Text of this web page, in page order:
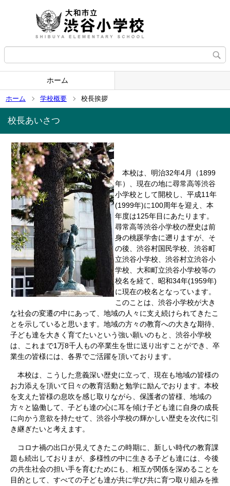
ホーム
ホーム 学校概要 校長挨拶
校長あいさつ
本校は、明治32年4月（1899
年）、現在の地に尋常高等渋谷
小学校として開校し、平成11年
(1999年)に100周年を迎え、本
年度は125年目にあたります。
尋常高等渋谷小学校の歴史は前
身の桃蹊学舎に遡りますが、そ
の後、渋谷村国民学校、渋谷町
立渋谷小学校、渋谷村立渋谷小
学校、大和町立渋谷小学校等の
校名を経て、昭和34年(1959年)
に現在の校名となっています。
このことは、渋谷小学校が大き
な社会の変遷の中にあって、地域の人々に支え続けられてきたこ
とを示していると思います。地域の方々の教育への大きな期待、
子ども達を大きく育てたいという強い願いのもと、渋谷小学校
は、これまで1万8千人もの卒業生を世に送り出すことができ、卒
業生の皆様には、各界でご活躍を頂いております。
本校は、こうした意義深い歴史に立って、現在も地域の皆様の
お力添えを頂いて日々の教育活動と勉学に励んでおります。本校
を支えた皆様の息吹を感じ取りながら、保護者の皆様、地域の
方々と協働して、子ども達の心に耳を傾け子ども達に自身の成長
に向かう意欲を持たせて、渋谷小学校の輝かしい歴史を次代に引
き継ぎたいと考えます。
コロナ禍の出口が見えてきたこの時期に、新しい時代の教育課
題も続出しておりまが、多様性の中に生きる子ども達には、今後
の共生社会の担い手を育むためにも、相互が関係を深めることを
目的として、すべての子ども達が共に学び共に育つ取り組みを推